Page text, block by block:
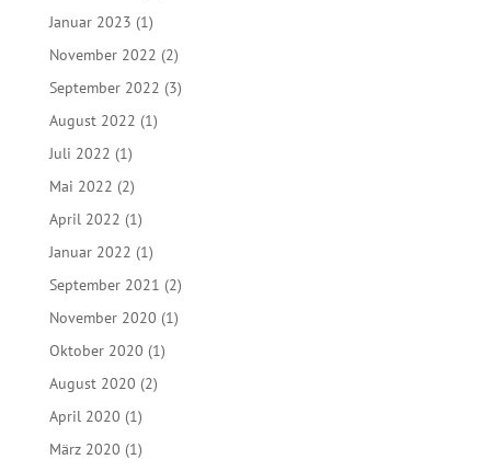
Januar 2023 (1)
November 2022 (2)
September 2022 (3)
August 2022 (1)
Juli 2022 (1)
Mai 2022 (2)
April 2022 (1)
Januar 2022 (1)
September 2021 (2)
November 2020 (1)
Oktober 2020 (1)
August 2020 (2)
April 2020 (1)
März 2020 (1)